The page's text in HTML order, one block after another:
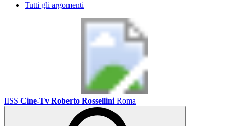
Tutti gli argomenti
IISS Cine-Tv Roberto Rossellini Roma